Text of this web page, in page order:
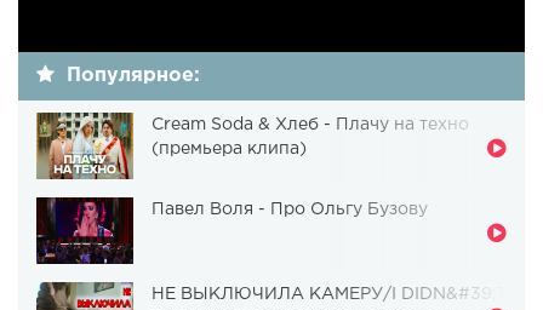
Популярное:
Cream Soda & Хлеб - Плачу на техно
(премьера клипа)
Павел Воля - Про Ольгу Бузову
НЕ ВЫКЛЮЧИЛА КАМЕРУ/I DIDN&#39;T